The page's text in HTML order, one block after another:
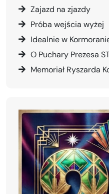
Zajazd na zjazdy
Próba wejścia wyżej
Idealnie w
O Puchary Prezesa
Memoriał Ryszarda